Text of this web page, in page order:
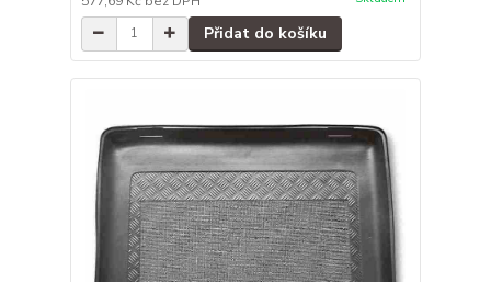
Přidat do košíku